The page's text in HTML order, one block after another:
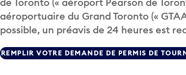
aéroportuaire du Grand Toronto («
possible, un préavis de 24 heures est
REMPLIR VOTRE DEMANDE DE PERMIS DE